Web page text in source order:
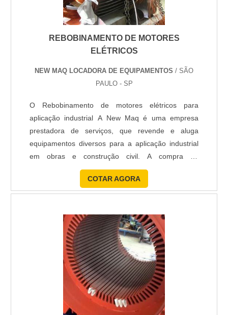
REBOBINAMENTO DE MOTORES
ELÉTRICOS
NEW MAQ LOCADORA DE EQUIPAMENTOS / SÃO
PAULO - SP
O Rebobinamento de motores elétricos para
aplicação industrial A New Maq é uma empresa
prestadora de serviços, que revende e aluga
equipamentos diversos para a aplicação industrial
em obras e construção civil. A compra de
Rebobinamento de motores elétricos aparece como
uma das opções de serviços prestados pela New
Maq, e é realizado com ferramentas de excelência
Rebobinamento de motores e...
COTAR AGORA